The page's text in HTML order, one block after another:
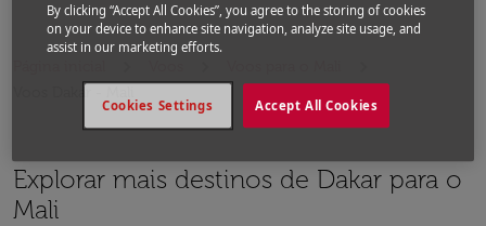
Explorar mais destinos de Dakar para o
Mali
By clicking “Accept All Cookies”, you agree to the storing of cookies
on your device to enhance site navigation, analyze site usage, and
assist in our marketing efforts.
Accept All Cookies
Cookies Settings